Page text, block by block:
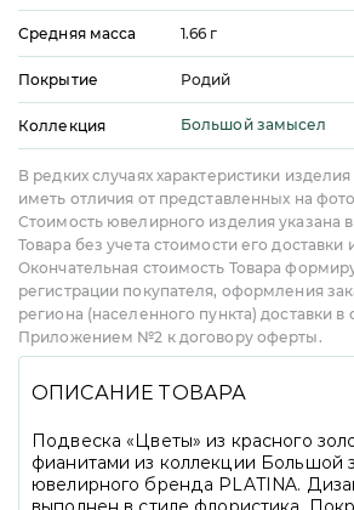
Средняя масса 1.66 г
Покрытие Родий
Коллекция Большой замысел
В редких случаях характеристики
иметь отличия от представленных на
Стоимость ювелирного изделия указана
Товара без учета стоимости его
Окончательная стоимость Товара
регистрации покупателя, оформления
региона (населенного пункта) доставки в
Приложением №2 к договору оферты.
ОПИСАНИЕ ТОВАРА
Подвеска «Цветы» из красного
фианитами из коллекции Большой
ювелирного бренда PLATINA.